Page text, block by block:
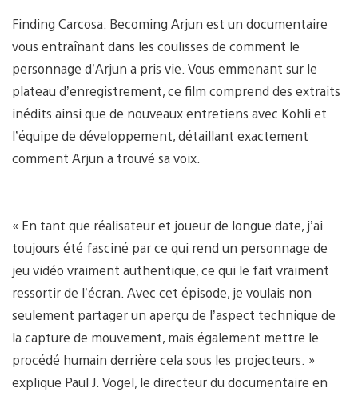
Finding Carcosa: Becoming Arjun est un documentaire
vous entraînant dans les coulisses de comment le
personnage d’Arjun a pris vie. Vous emmenant sur le
plateau d’enregistrement, ce film comprend des extraits
inédits ainsi que de nouveaux entretiens avec Kohli et
l’équipe de développement, détaillant exactement
comment Arjun a trouvé sa voix.
« En tant que réalisateur et joueur de longue date, j’ai
toujours été fasciné par ce qui rend un personnage de
jeu vidéo vraiment authentique, ce qui le fait vraiment
ressortir de l’écran. Avec cet épisode, je voulais non
seulement partager un aperçu de l’aspect technique de
la capture de mouvement, mais également mettre le
procédé humain derrière cela sous les projecteurs. »
explique Paul J. Vogel, le directeur du documentaire en